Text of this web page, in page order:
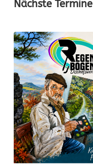
Nächste Termine